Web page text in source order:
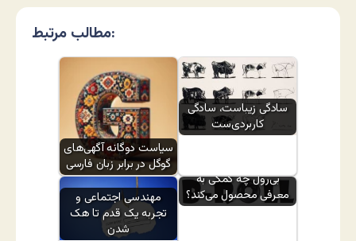
مطالب مرتبط:
سیاست دوگانه آگهی‌های
گوگل در برابر زبان فارسی
سادگی زیباست، سادگی
کاربردی‌ست
مهندسی اجتماعی و
تجربه یک قدم تا هک
شدن
بی‌رول چه کمکی به
معرفی محصول می‌کند؟